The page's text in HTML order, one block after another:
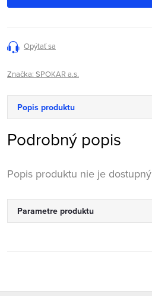
Opýtať sa
Značka: SPOKAR a.s.
Popis produktu
Podrobný popis
Popis produktu nie je dostupný
Parametre produktu